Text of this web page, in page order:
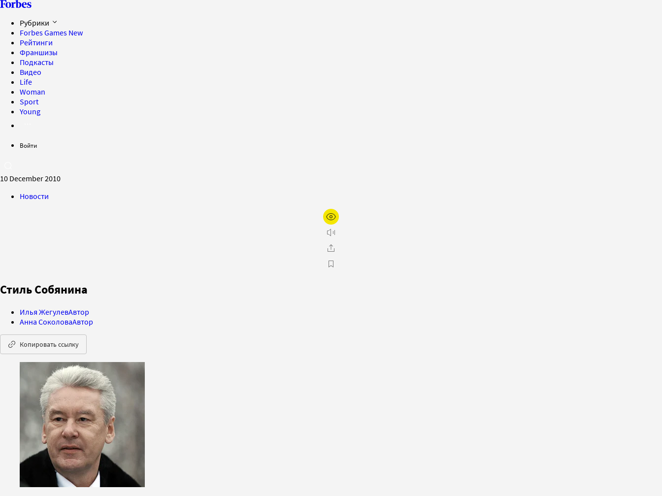
Рубрики
Forbes Games New
Рейтинги
Франшизы
Подкасты
Видео
Life
Woman
Sport
Young
Войти
10 December 2010
Новости
Стиль Собянина
Илья ЖегулевАвтор
Анна СоколоваАвтор
Копировать ссылку